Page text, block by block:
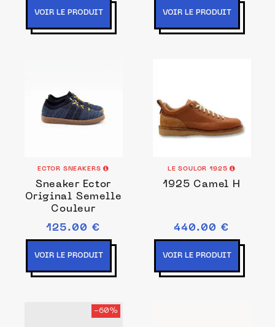
VOIR LE PRODUIT VOIR LE PRODUIT
ECTOR SNEAKERS
Sneaker Ector
Original Semelle
Couleur
125.00 €
VOIR LE PRODUIT
LE SOULOR 1925
1925 Camel H
440.00 €
VOIR LE PRODUIT
-60%